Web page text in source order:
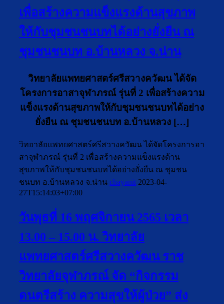
เพื่อสร้างความแข็งแรงด้านสุขภาพ
ให้กับชุมชนชนบทได้อย่างยั่งยืน ณ
ชุมชนชนบท อ.บ้านหลวง จ.น่าน
วิทยาลัยแพทยศาสตร์ศรีสวางควัฒน ได้จัด
โครงการอาสาจุฬาภรณ์ รุ่นที่ 2 เพื่อสร้างความ
แข็งแรงด้านสุขภาพให้กับชุมชนชนบทได้อย่าง
ยั่งยืน ณ ชุมชนชนบท อ.บ้านหลวง […]
วิทยาลัยแพทยศาสตร์ศรีสวางควัฒน ได้จัดโครงการอา
สาจุฬาภรณ์ รุ่นที่ 2 เพื่อสร้างความแข็งแรงด้าน
สุขภาพให้กับชุมชนชนบทได้อย่างยั่งยืน ณ ชุมชน
ชนบท อ.บ้านหลวง จ.น่าน chayanit 2023-04-
27T15:14:03+07:00
วันพุธที่ 16 พฤศจิกายน 2565 เวลา
13.00 – 15.00 น. วิทยาลัย
แพทยศาสตร์ศรีสวางควัฒน ราช
วิทยาลัยจุฬาภรณ์ จัด “กิจกรรม
ดนตรีสร้าง ความสุขให้ผู้ป่วย” ส่ง